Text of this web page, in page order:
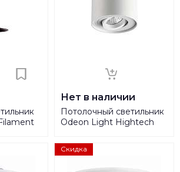
Нет в наличии
Потолочный светильник
Odeon Light Hightech
Скидка